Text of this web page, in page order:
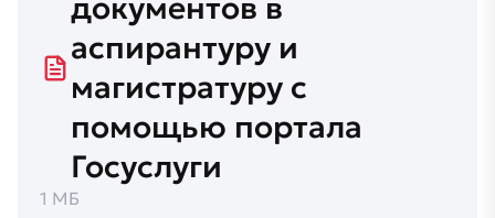
документов в
аспирантуру и
магистратуру с
помощью портала
Госуслуги
1 МБ